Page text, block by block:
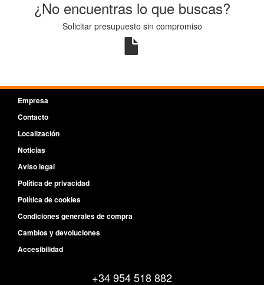
¿No encuentras lo que buscas?
Solicitar presupuesto sin compromiso
Empresa
Contacto
Localización
Noticias
Aviso legal
Política de privacidad
Política de cookies
Condiciones generales de compra
Cambios y devoluciones
Accesibilidad
+34 954 518 882